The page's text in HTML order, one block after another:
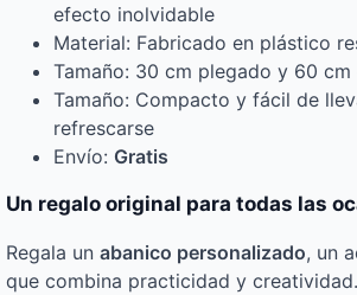
efecto inolvidable
Material: Fabricado en plástico
Tamaño: 30 cm plegado y 60 cm
Tamaño: Compacto y fácil de
refrescarse
Envío: Gratis
Un regalo original para todas las
Regala un abanico personalizado, un
que combina practicidad y